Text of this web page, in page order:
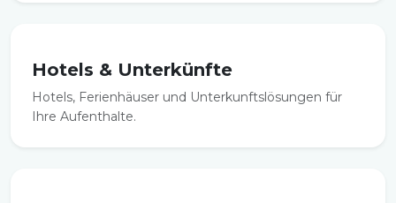
Hotels & Unterkünfte
Hotels, Ferienhäuser und Unterkunftslösungen für
Ihre Aufenthalte.